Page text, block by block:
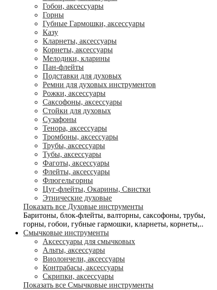
Гобои, аксессуары
Горны
Губные Гармошки, аксессуары
Казу
Кларнеты, аксессуары
Корнеты, аксессуары
Мелодики, кларины
Пан-флейты
Подставки для духовых
Ремни для духовых инструментов
Рожки, аксессуары
Саксофоны, аксессуары
Стойки для духовых
Сузафоны
Тенора, аксессуары
Тромбоны, аксессуары
Трубы, аксессуары
Тубы, аксессуары
Фаготы, аксессуары
Флейты, аксессуары
Флюгельгорны
Цуг-флейты, Окарины, Свистки
Этнические духовые
Показать все Духовые инструменты
Баритоны, блок-флейты, валторны, саксофоны, трубы,
горны, гобои, губные гармошки, кларнеты, корнеты,..
Смычковые инструменты
Аксессуары для смычковых
Альты, аксессуары
Виолончели, аксессуары
Контрабасы, аксессуары
Скрипки, аксессуары
Показать все Смычковые инструменты